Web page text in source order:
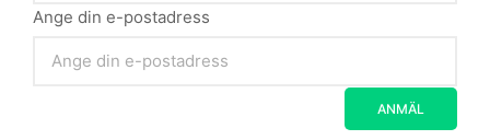
Ange din e-postadress